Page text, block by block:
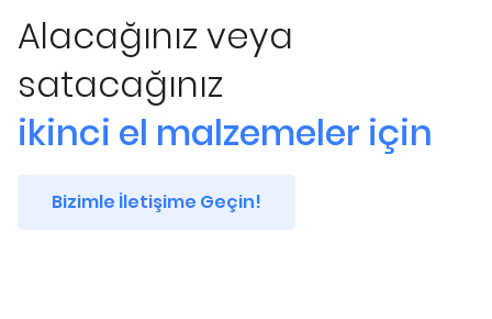
Alacağınız veya
satacağınız
ikinci el malzemeler için
Bizimle İletişime Geçin!